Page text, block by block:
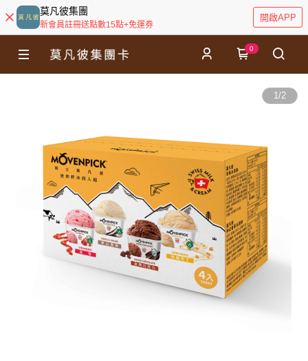
莫凡彼集團
新會員註冊送點數15點+免運券
開啟APP
0
1/2